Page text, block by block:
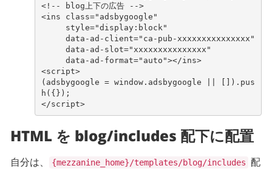
<!-- blog上下の広告 -->
<ins class="adsbygoogle"
style="display:block"
data-ad-client="ca-pub-xxxxxxxxxxxxxxx"
data-ad-slot="xxxxxxxxxxxxxxx"
data-ad-format="auto"></ins>
<script>
( adsbygoogle = window. adsbygoogle []). pus
h ({});
</script>
HTML を blog/includes 配下に配置
自分は、 {mezzanine_home}/templates/blog/includes 配